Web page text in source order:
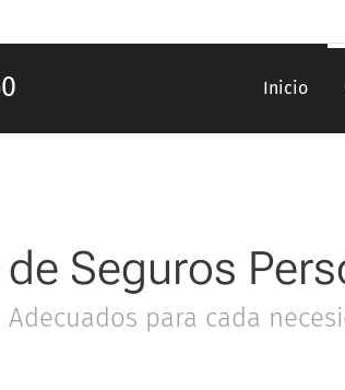
Inicio
Seguros
Adecuados para cada